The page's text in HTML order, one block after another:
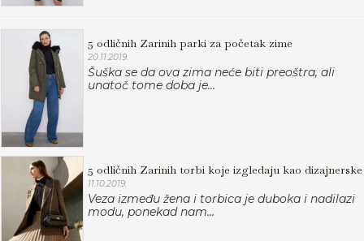
5 odličnih Zarinih parki za početak zime
20.11.2019.
Šuška se da ova zima neće biti preoštra, ali
unatoč tome doba je...
5 odličnih Zarinih torbi koje izgledaju kao dizajnerske
11.10.2019.
Veza između žena i torbica je duboka i nadilazi
modu, ponekad nam...